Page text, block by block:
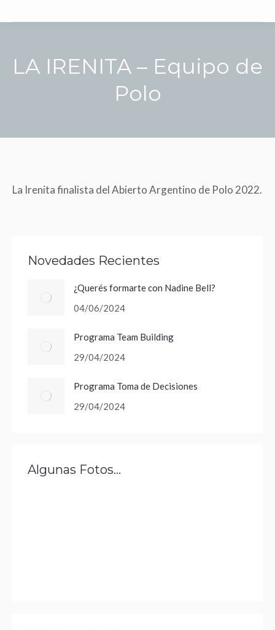
LA IRENITA – Equipo de
Polo
La Irenita finalista del Abierto Argentino de Polo 2022.
Novedades Recientes
¿Querés formarte con Nadine Bell?
04/06/2024
Programa Team Building
29/04/2024
Programa Toma de Decisiones
29/04/2024
Algunas Fotos…